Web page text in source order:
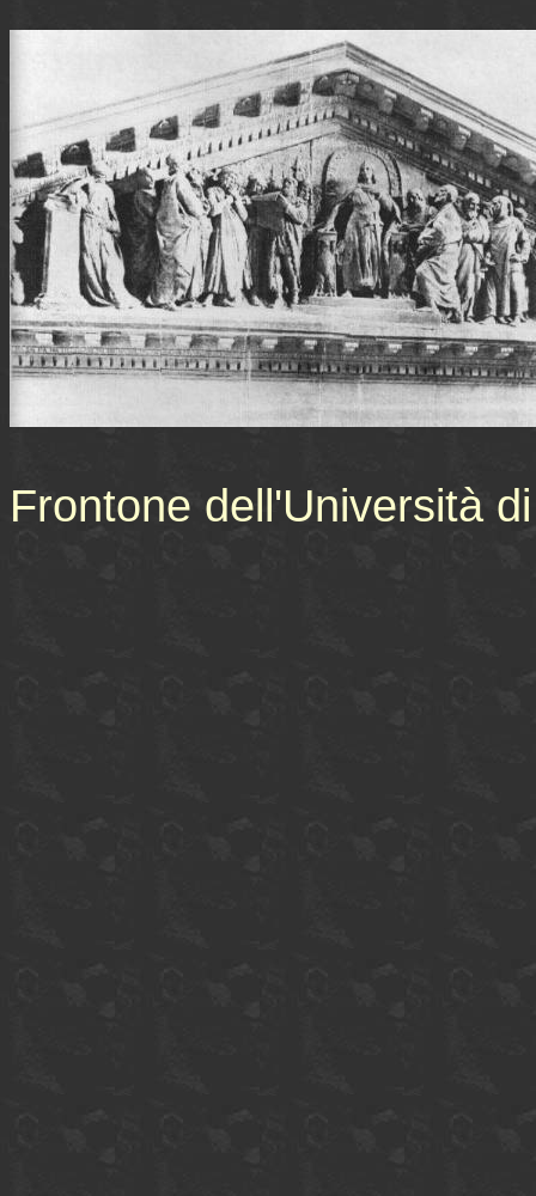
Frontone dell'Università